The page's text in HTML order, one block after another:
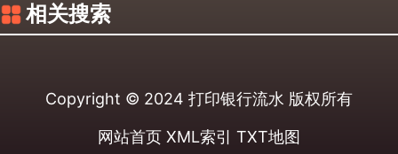
相关搜索
Copyright © 2024 打印银行流水 版权所有
网站首页 XML索引 TXT地图